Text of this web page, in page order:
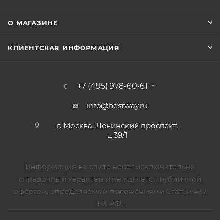
О МАГАЗИНЕ
КЛИЕНТСКАЯ ИНФОРМАЦИЯ
+7 (495) 978-60-61
info@bestway.ru
г. Москва, Ленинский проспект,
д.39/1
Информация на сайте несёт исключительно
справочный характер и не является публичной
офертой, определяемой положениями Статьи 437
ГК РФ.